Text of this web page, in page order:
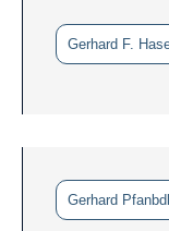
Gerhard F.
Gerhard Pfanbdl